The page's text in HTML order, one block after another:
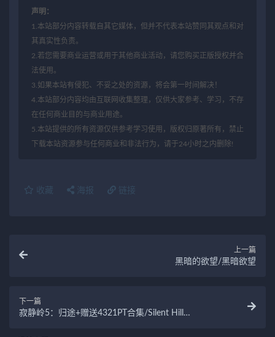
声明：
1.本站部分内容转载自其它媒体，但并不代表本站赞同其观点和对
其真实性负责。
2.若您需要商业运营或用于其他商业活动，请您购买正版授权并合
法使用。
3.如果本站有侵犯、不妥之处的资源，将会第一时间解决！
4.本站部分内容均由互联网收集整理，仅供大家参考、学习，不存
在任何商业目的与商业用途。
5.本站提供的所有资源仅供参考学习使用，版权归原著所有，禁止
下载本站资源参与任何商业和非法行为，请于24小时之内删除!
收藏 海报 链接
上一篇
黑暗的欲望/黑暗欲望
下一篇
寂静岭5：归途+赠送4321PT合集/Silent Hill